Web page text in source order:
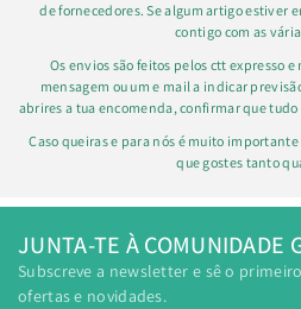
de fornecedores. Se algum artigo estiver
contigo com as
Os envios são feitos pelos ctt expresso
mensagem ou um e mail a indicar
abrires a tua encomenda, confirmar que
Caso queiras e para nós é muito
que gostes tanto
JUNTA-TE À COMUNIDADE
Subscreve a newsletter e sê o
ofertas e novidades.